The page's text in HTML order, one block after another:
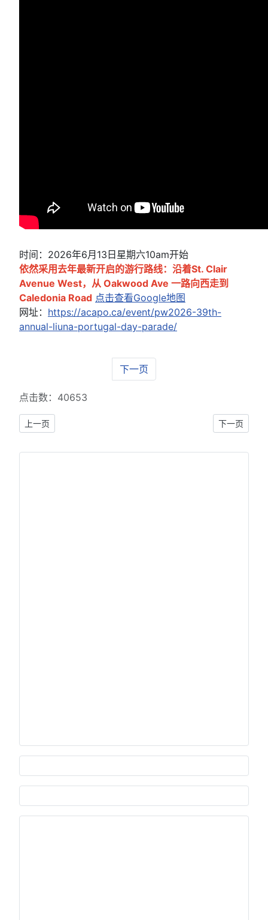
时间：2026年6月13日星期六10am开始
依然采用去年最新开启的游行路线：沿着St. Clair
Avenue West，从 Oakwood Ave 一路向西走到
Caledonia Road 点击查看Google地图
网址： https://acapo.ca/event/pw2026-39th-
annual-liuna-portugal-day-parade/
下一页
点击数：40653
上一篇文章: 【本网专稿】多伦多周末好去处（2026年6月19日
上一页 下一篇文章:
下一页